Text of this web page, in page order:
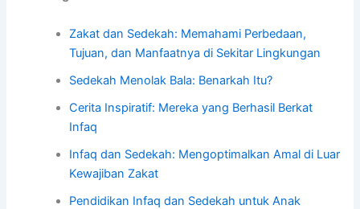
Zakat dan Sedekah: Memahami Perbedaan,
Tujuan, dan Manfaatnya di Sekitar Lingkungan
Sedekah Menolak Bala: Benarkah Itu?
Cerita Inspiratif: Mereka yang Berhasil Berkat
Infaq
Infaq dan Sedekah: Mengoptimalkan Amal di Luar
Kewajiban Zakat
Pendidikan Infaq dan Sedekah untuk Anak